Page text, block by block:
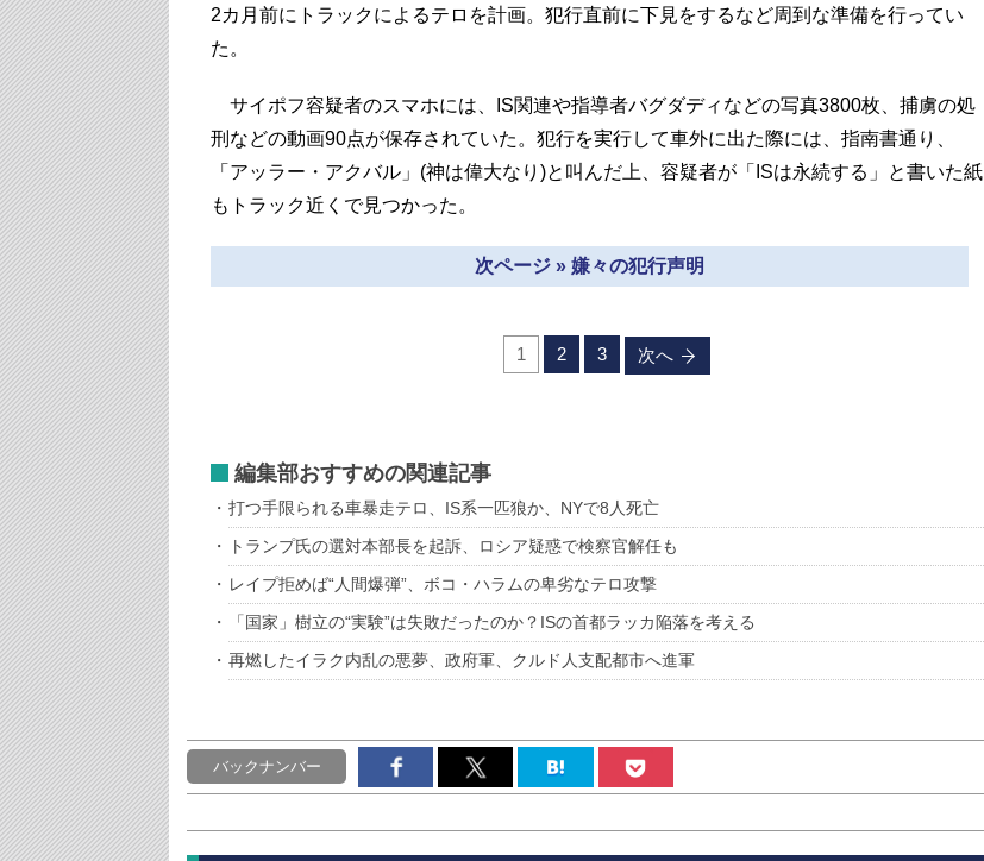
2カ月前にトラックによるテロを計画。犯行直前に下見をするなど周到な準備を行ってい
た。
サイポフ容疑者のスマホには、IS関連や指導者バグダディなどの写真3800枚、捕虜の処
刑などの動画90点が保存されていた。犯行を実行して車外に出た際には、指南書通り、
「アッラー・アクバル」(神は偉大なり)と叫んだ上、容疑者が「ISは永続する」と書いた紙
もトラック近くで見つかった。
次ページ » 嫌々の犯行声明
1 2 3 次へ
編集部おすすめの関連記事
打つ手限られる車暴走テロ、IS系一匹狼か、NYで8人死亡
トランプ氏の選対本部長を起訴、ロシア疑惑で検察官解任も
レイプ拒めば“人間爆弾”、ボコ・ハラムの卑劣なテロ攻撃
「国家」樹立の“実験”は失敗だったのか？ISの首都ラッカ陥落を考える
再燃したイラク内乱の悪夢、政府軍、クルド人支配都市へ進軍
バックナンバー